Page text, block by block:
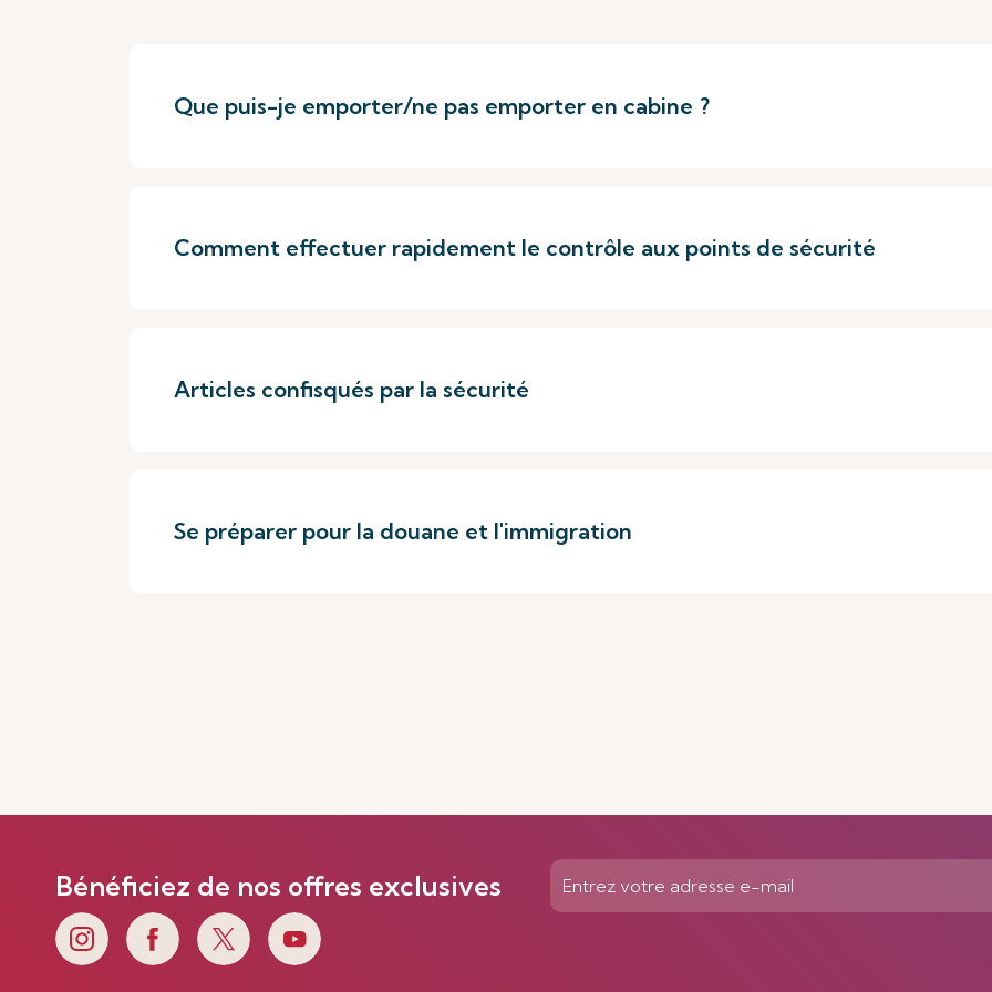
Que puis-je emporter/ne pas emporter en cabine ?
Comment effectuer rapidement le contrôle aux points de sécurité
Articles confisqués par la sécurité
Se préparer pour la douane et l'immigration
Bénéficiez de nos offres exclusives